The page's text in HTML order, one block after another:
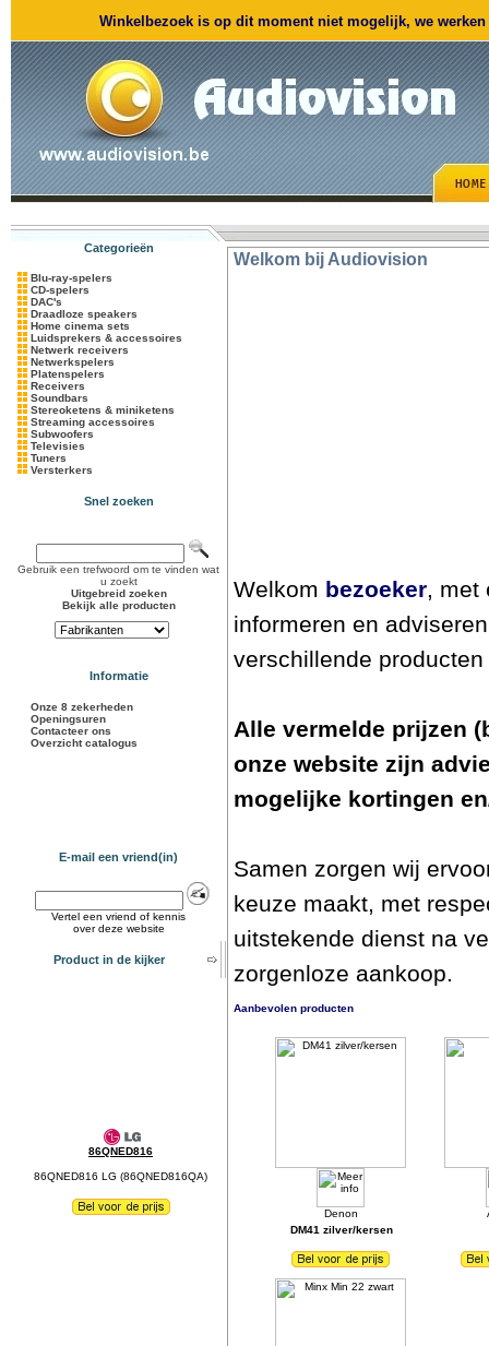
Winkelbezoek is op dit moment niet mogelijk, we
Categorieën
Blu-ray-spelers
CD-spelers
DAC's
Draadloze speakers
Home cinema sets
Luidsprekers & accessoires
Netwerk receivers
Netwerkspelers
Platenspelers
Receivers
Soundbars
Stereoketens & miniketens
Streaming accessoires
Subwoofers
Televisies
Tuners
Versterkers
Snel zoeken
Gebruik een trefwoord om te vinden wat
u zoekt
Uitgebreid zoeken
Bekijk alle producten
Informatie
Onze 8 zekerheden
Openingsuren
Contacteer ons
Overzicht catalogus
E-mail een vriend(in)
Vertel een vriend of kennis
over deze website
Product in de kijker
86QNED816
86QNED816 LG (86QNED816QA)
Welkom bij Audiovision
Welkom bezoeker, met
informeren en
verschillende
Alle vermelde prijzen
onze website zijn
mogelijke kortingen
Samen zorgen wij
keuze maakt, met
uitstekende dienst na
zorgenloze aankoop.
Aanbevolen producten
DM41 zilver/kersen